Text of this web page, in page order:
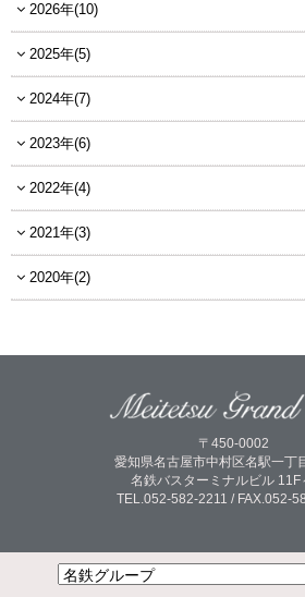
2026年(10)
2025年(5)
2024年(7)
2023年(6)
2022年(4)
2021年(3)
2020年(2)
〒450-0002
愛知県名古屋市中村区名駅一丁
名鉄バスターミナルビル 11F
TEL.052-582-2211 / FAX.052-